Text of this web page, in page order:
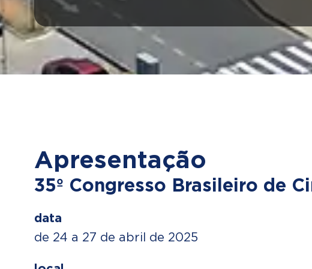
Apresentação
35º Congresso Brasileiro de
data
de 24 a 27 de abril de 2025